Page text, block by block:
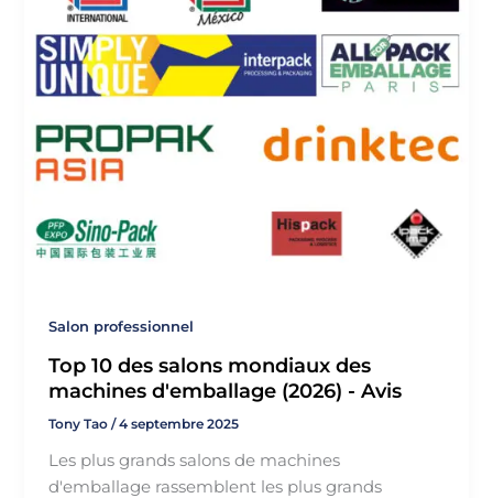
Salon professionnel
Top 10 des salons mondiaux des
machines d'emballage (2026) - Avis
Tony Tao/4 septembre 2025
Les plus grands salons de machines
d'emballage rassemblent les plus grands